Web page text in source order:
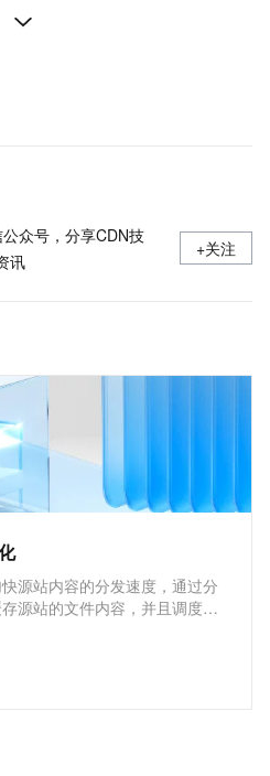
众号，分享CDN技
讯
+关注
源站内容的分发速度，通过分
源站的文件内容，并且调度用
性能。核心优势包括改善用户
降低源站服务器负载的同时，